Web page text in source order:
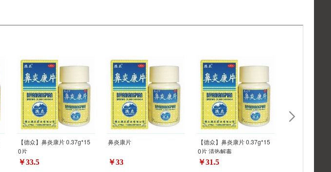
【德众】鼻炎康片 0.37g*15
0片
￥33.5
鼻炎康片
￥33
【德众】鼻炎康片 0.37g*15
0片 清热解毒
￥31.5